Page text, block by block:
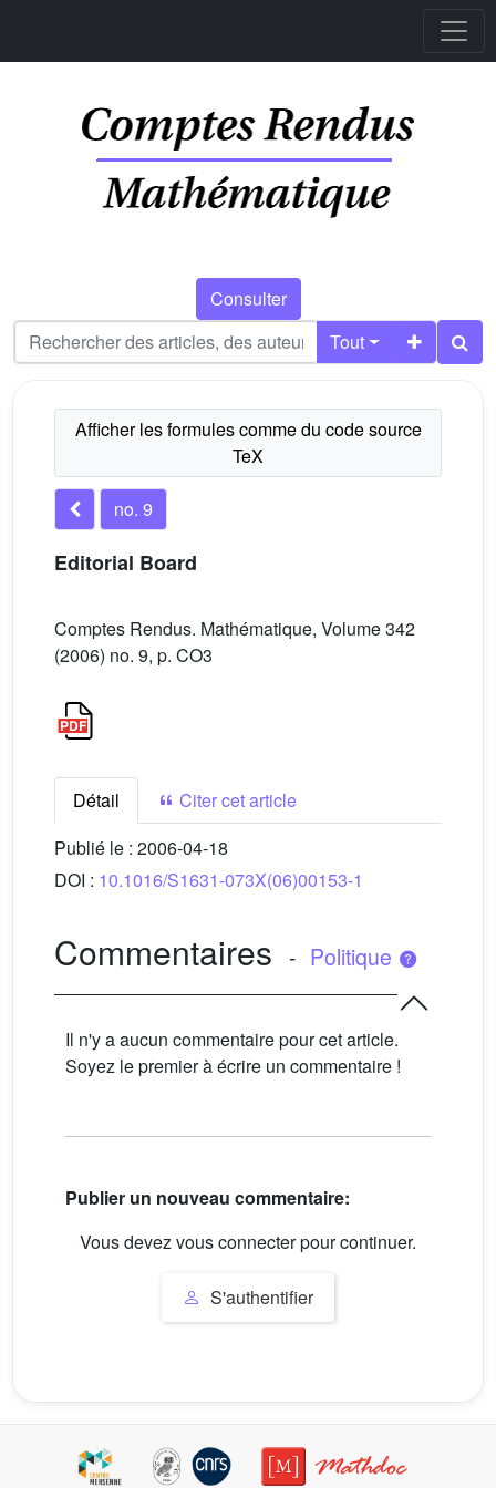
Consulter
Tout
no. 9
Editorial Board
Comptes Rendus. Mathématique, Volume 342
(2006) no. 9, p. CO3
Détail
Citer cet article
Publié le : 2006-04-18
DOI : 10.1016/S1631-073X(06)00153-1
Commentaires - Politique
Il n'y a aucun commentaire pour cet article.
Soyez le premier à écrire un commentaire !
Publier un nouveau commentaire:
Vous devez vous connecter pour continuer.
S'authentifier